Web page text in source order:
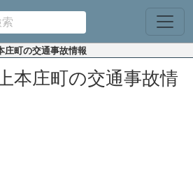
庄町の交通事故情報
本庄町の交通事故情